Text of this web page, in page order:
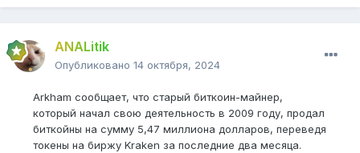
ANALitik
Опубликовано 14 октября, 2024
Arkham сообщает, что старый биткоин-майнер,
который начал свою деятельность в 2009 году, продал
биткойны на сумму 5,47 миллиона долларов, переведя
токены на биржу Kraken за последние два месяца.